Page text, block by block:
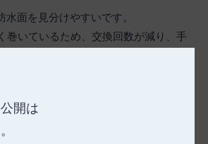
開は
面を見分けやすいです。
巻いているため、交換回数が減り、手
理費用の抑制にもつながります。
を選ぶことができます。